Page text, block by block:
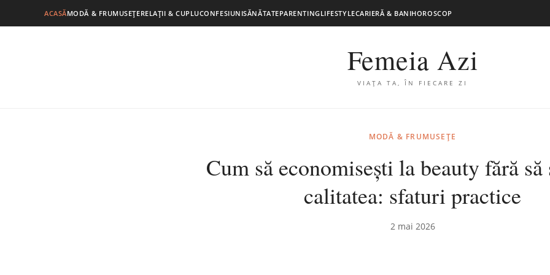
ACASĂMODĂ & FRUMUSEȚERELAȚII & CUPLUCONFESIUNISĂNĂTATEPARENTINGLIFESTYLECARIERĂ & BANIHOROSCOP
Femeia Azi
VIAȚA TA, ÎN FIECARE ZI
MODĂ & FRUMUSEȚE
Cum să economisești la beauty fără
calitatea: sfaturi practice
2 mai 2026